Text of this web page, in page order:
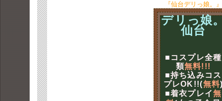
『仙台デリっ娘。』
デリっ娘
仙台
■コスプレ全種
類無料!!!
■持ち込みコス
プレOK!!(無料
■着衣プレイ無